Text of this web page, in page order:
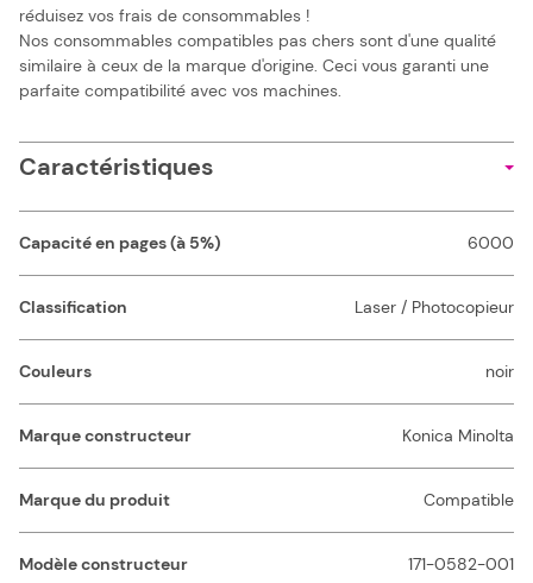
réduisez vos frais de consommables !
Nos consommables compatibles pas chers sont d'une qualité
similaire à ceux de la marque d'origine. Ceci vous garanti une
parfaite compatibilité avec vos machines.
Caractéristiques
Capacité en pages (à 5%) 6000
Classification Laser / Photocopieur
Couleurs noir
Marque constructeur Konica Minolta
Marque du produit Compatible
Modèle constructeur 171-0582-001